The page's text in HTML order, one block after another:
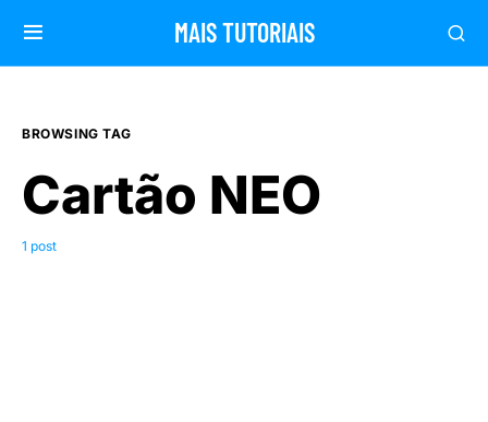
MAIS TUTORIAIS
BROWSING TAG
Cartão NEO
1 post